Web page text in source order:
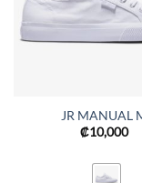
JR MANUAL
₡10,000